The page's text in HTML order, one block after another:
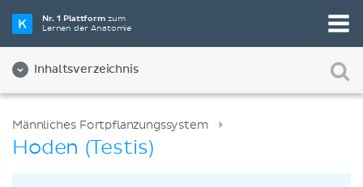
Nr. 1 Plattformzum
Lernen der Anatomie
Inhaltsverzeichnis
Männliches Fortpflanzungssystem
Hoden (Testis)